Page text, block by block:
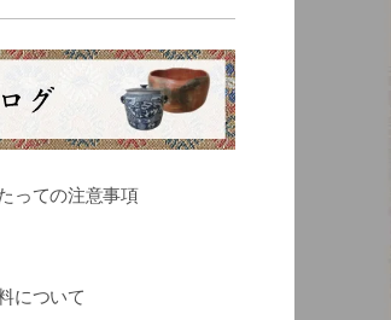
っての注意事項
について